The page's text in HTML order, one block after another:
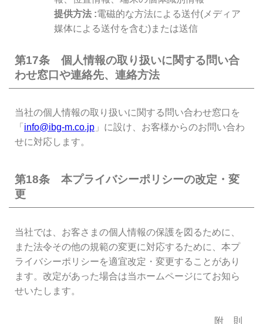
提供方法 電磁的な方法による送付(メディア
媒体による送付を含む)または送信
第17条 個人情報の取り扱いに関する問い合
わせ窓口や連絡先、連絡方法
当社の個人情報の取り扱いに関する問い合わせ窓口を
「 info@ibg-m.co.jp 」に設け、お客様からのお問い合わ
せに対応します。
第18条 本プライバシーポリシーの改定・変
更
当社では、お客さまの個人情報の保護を図るために、
また法令その他の規範の変更に対応するために、本プ
ライバシーポリシーを適宜改定・変更することがあり
ます。改定があった場合は当ホームページにてお知ら
せいたします。
附 則